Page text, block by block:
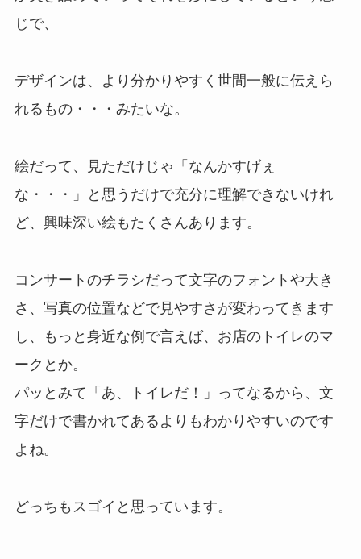
じで、
デザインは、より分かりやすく世間一般に伝えら
れるもの・・・みたいな。
絵だって、見ただけじゃ「なんかすげぇ
な・・・」と思うだけで充分に理解できないけれ
ど、興味深い絵もたくさんあります。
コンサートのチラシだって文字のフォントや大き
さ、写真の位置などで見やすさが変わってきます
し、もっと身近な例で言えば、お店のトイレのマ
ークとか。
パッとみて「あ、トイレだ！」ってなるから、文
字だけで書かれてあるよりもわかりやすいのです
よね。
どっちもスゴイと思っています。